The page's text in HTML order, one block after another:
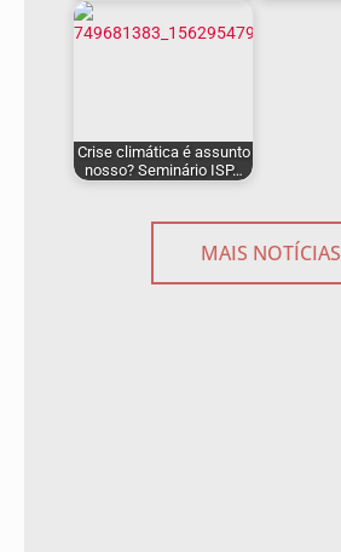
Crise climática é assunto
nosso? Seminário ISP…
MAIS NOTÍCIAS